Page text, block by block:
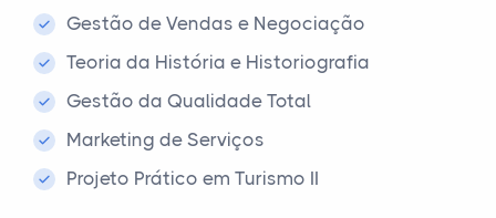
Gestão de Vendas e Negociação
Teoria da História e Historiografia
Gestão da Qualidade Total
Marketing de Serviços
Projeto Prático em Turismo II